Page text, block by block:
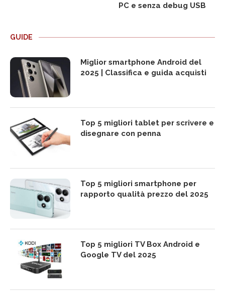
PC e senza debug USB
GUIDE
Miglior smartphone Android del
2025 | Classifica e guida acquisti
Top 5 migliori tablet per scrivere e
disegnare con penna
Top 5 migliori smartphone per
rapporto qualità prezzo del 2025
Top 5 migliori TV Box Android e
Google TV del 2025